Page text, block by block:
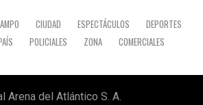
CIUDAD ESPECTÁCULOS
DEPORTES
POLICIALES ZONA COMERCIALES
Arena del Atlántico S. A.